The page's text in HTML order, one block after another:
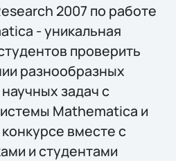
2007 по работе
- уникальная
проверить
разнообразных
задач с
Мathematica и
вместе с
и студентами